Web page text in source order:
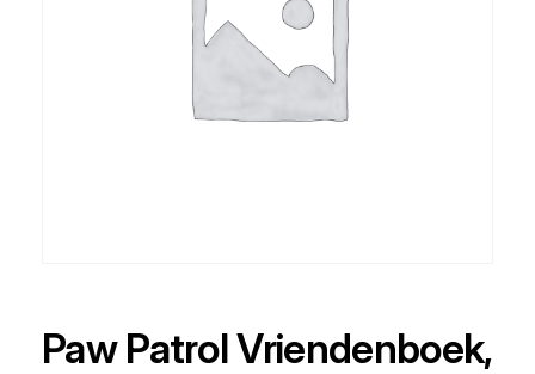
Paw Patrol Vriendenboek,